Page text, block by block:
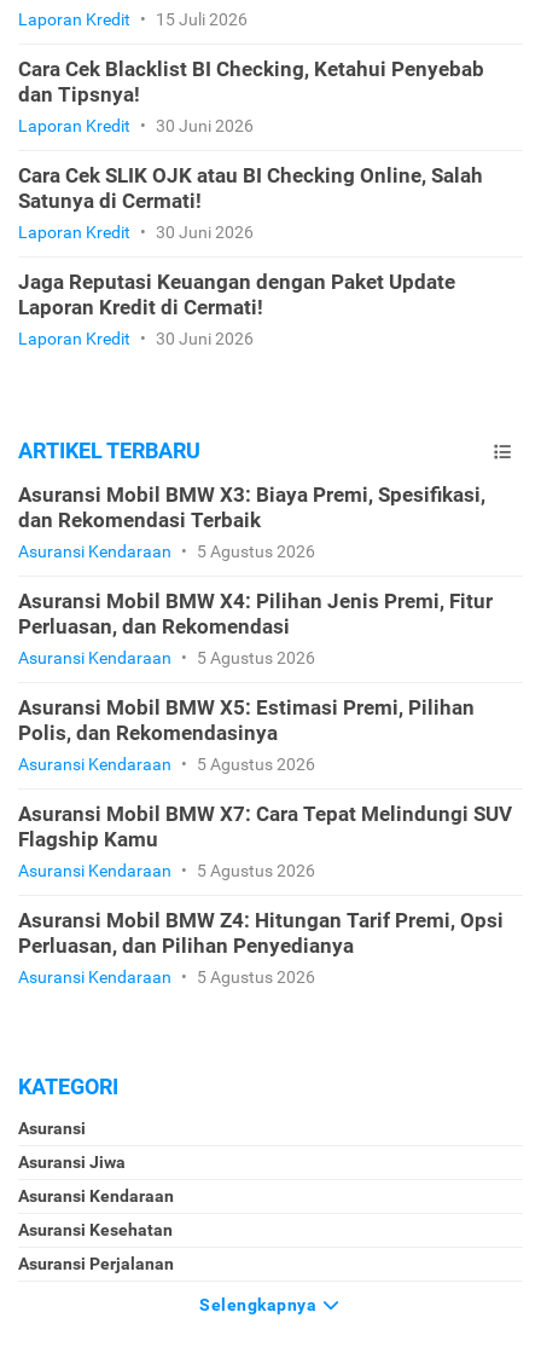
Laporan Kredit • 15 Juli 2026
Cara Cek Blacklist BI Checking, Ketahui Penyebab
dan Tipsnya!
Laporan Kredit • 30 Juni 2026
Cara Cek SLIK OJK atau BI Checking Online, Salah
Satunya di Cermati!
Laporan Kredit • 30 Juni 2026
Jaga Reputasi Keuangan dengan Paket Update
Laporan Kredit di Cermati!
Laporan Kredit • 30 Juni 2026
ARTIKEL TERBARU
Asuransi Mobil BMW X3: Biaya Premi, Spesifikasi,
dan Rekomendasi Terbaik
Asuransi Kendaraan • 5 Agustus 2026
Asuransi Mobil BMW X4: Pilihan Jenis Premi, Fitur
Perluasan, dan Rekomendasi
Asuransi Kendaraan • 5 Agustus 2026
Asuransi Mobil BMW X5: Estimasi Premi, Pilihan
Polis, dan Rekomendasinya
Asuransi Kendaraan • 5 Agustus 2026
Asuransi Mobil BMW X7: Cara Tepat Melindungi SUV
Flagship Kamu
Asuransi Kendaraan • 5 Agustus 2026
Asuransi Mobil BMW Z4: Hitungan Tarif Premi, Opsi
Perluasan, dan Pilihan Penyedianya
Asuransi Kendaraan • 5 Agustus 2026
KATEGORI
Asuransi
Asuransi Jiwa
Asuransi Kendaraan
Asuransi Kesehatan
Asuransi Perjalanan
Selengkapnya